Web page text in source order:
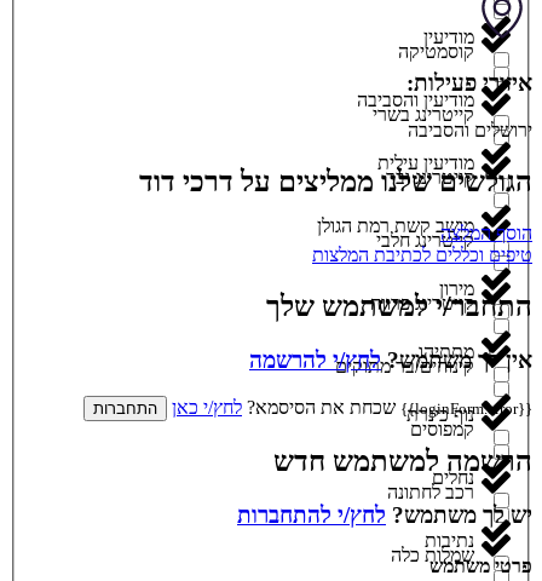
קוסמטיקה
קייטרינג בשרי
קייטרינג ובר
קייטרינג חלבי
קייטרינג פרווה
קינוחים/בר מתוקים
קמפוסים
רכב לחתונה
שמלות כלה
מודיעין
מודיעין והסביבה
מודיעין עילית
מושב קשת רמת הגולן
מירון
מתתיהו
נוף כינרת
נחלים
נתיבות
איזורי פעילות:
ירושלים והסביבה
הגולשים שלנו ממליצים על דרכי דוד
הוסף המלצה
טיפים וכללים לכתיבת המלצות
התחבר/י למשתמש שלך
אין לך משתמש?לחץ/י להרשמה
{{loginForm.error}} שכחת את הסיסמא? לחץ/י כאן התחברות
הרשמה למשתמש חדש
יש לך משתמש? לחץ/י להתחברות
פרטי משתמש